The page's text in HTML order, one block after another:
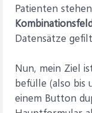
Patienten
Datensätze
Nun, mein Ziel
befülle (also bis
einem Button